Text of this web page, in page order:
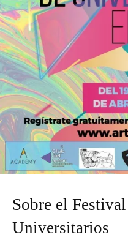
Sobre el
Universitarios